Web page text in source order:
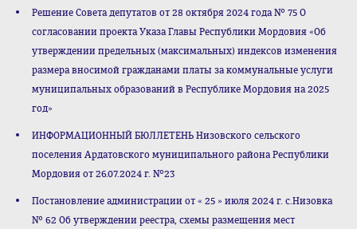
Решение Совета депутатов от 28 октября 2024 года № 75 О
согласовании проекта Указа Главы Республики Мордовия «Об
утверждении предельных (максимальных) индексов изменения
размера вносимой гражданами платы за коммунальные услуги
муниципальных образований в Республике Мордовия на 2025
год»
ИНФОРМАЦИОННЫЙ БЮЛЛЕТЕНЬ Низовского сельского
поселения Ардатовского муниципального района Республики
Мордовия от 26.07.2024 г. №23
Постановление администрации от « 25 » июля 2024 г. с.Низовка
№ 62 Об утверждении реестра, схемы размещения мест